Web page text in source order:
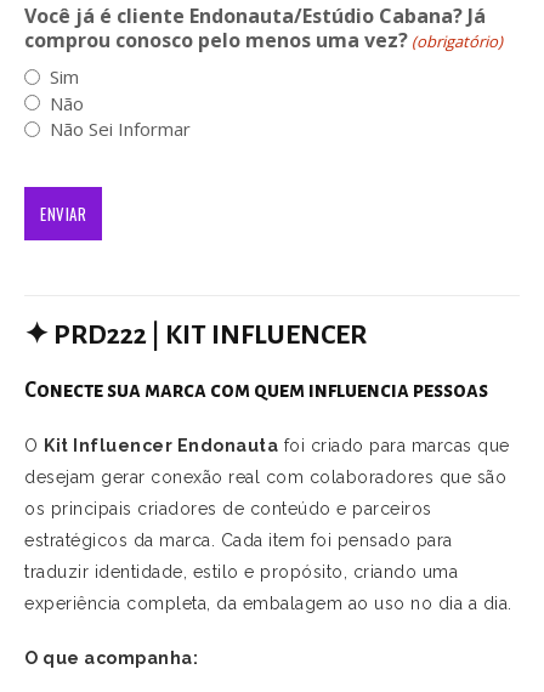
Você já é cliente Endonauta/Estúdio Cabana? Já
comprou conosco pelo menos uma vez? (obrigatório)
Sim
Não
Não Sei Informar
✦ PRD222 | KIT INFLUENCER
Conecte sua marca com quem influencia pessoas
O Kit Influencer Endonauta foi criado para marcas que
desejam gerar conexão real com colaboradores que são
os principais criadores de conteúdo e parceiros
estratégicos da marca. Cada item foi pensado para
traduzir identidade, estilo e propósito, criando uma
experiência completa, da embalagem ao uso no dia a dia.
O que acompanha: